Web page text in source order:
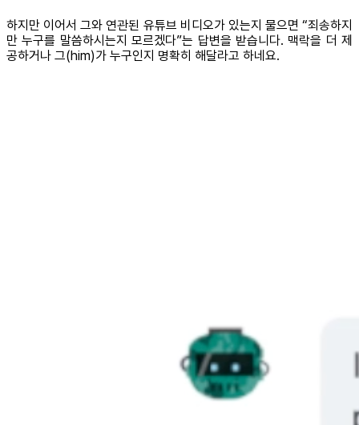
하지만 이어서 그와 연관된 유튜브 비디오가 있는지 물으면 “죄송하지
만 누구를 말씀하시는지 모르겠다”는 답변을 받습니다. 맥락을 더 제
공하거나 그(him)가 누구인지 명확히 해달라고 하네요.